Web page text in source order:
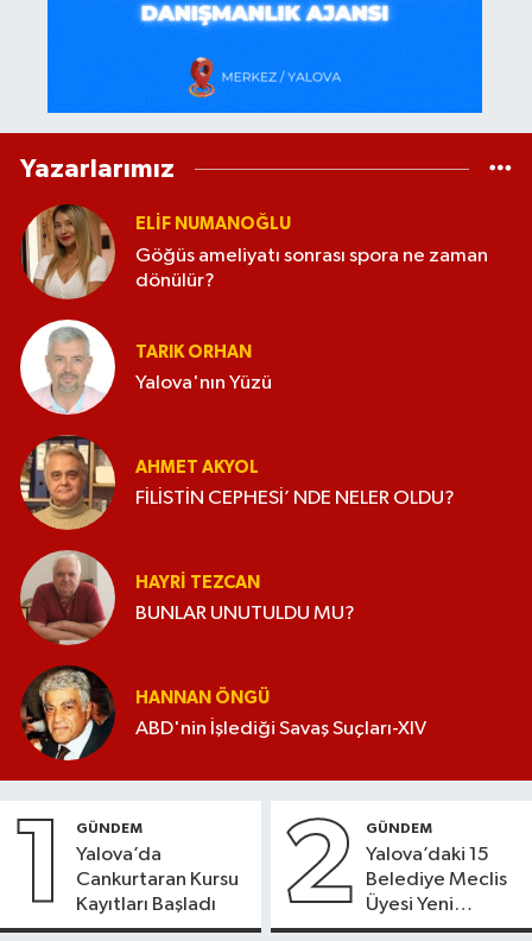
Yazarlarımız
ELİF NUMANOĞLU
Göğüs ameliyatı sonrası spora ne zaman
dönülür?
TARIK ORHAN
Yalova'nın Yüzü
AHMET AKYOL
FİLİSTİN CEPHESİ’ NDE NELER OLDU?
HAYRI TEZCAN
BUNLAR UNUTULDU MU?
HANNAN ÖNGÜ
ABD'nin İşlediği Savaş Suçları-XIV
1 GÜNDEM
Yalova’da
Cankurtaran Kursu
Kayıtları Başladı
2 GÜNDEM
Yalova’daki 15
Belediye Meclis
Üyesi Yeni
Parti’ye Geçiyor